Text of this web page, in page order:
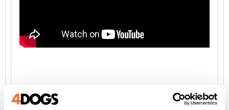
Tillverkare: